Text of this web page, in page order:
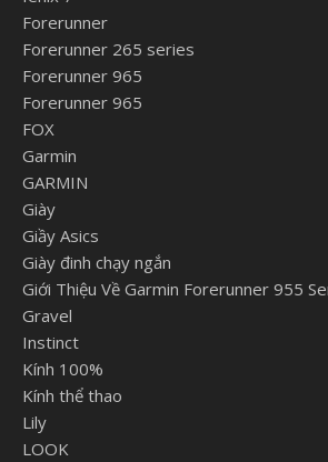
Forerunner
Forerunner 265 series
Forerunner 965
Forerunner 965
FOX
Garmin
GARMIN
Giày
Giầy Asics
Giày đinh chạy ngắn
Giới Thiệu Về Garmin Forerunner 955
Gravel
Instinct
Kính 100%
Kính thể thao
Lily
LOOK